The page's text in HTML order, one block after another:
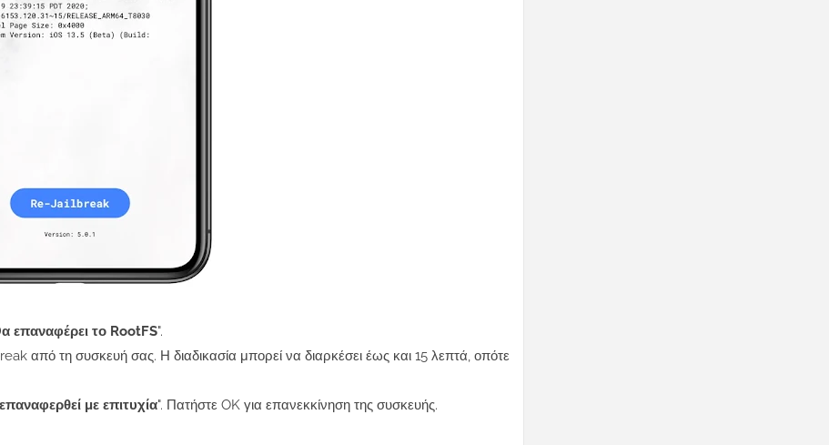
επαναφέρει το RootFS".
από τη συσκευή σας. Η διαδικασία μπορεί να διαρκέσει έως και 15 λεπτά, οπότε
με επιτυχία". Πατήστε OK για επανεκκίνηση της συσκευής.